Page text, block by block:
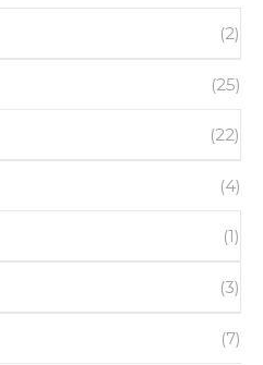
(2)
(25)
(22)
(4)
(1)
(3)
(7)